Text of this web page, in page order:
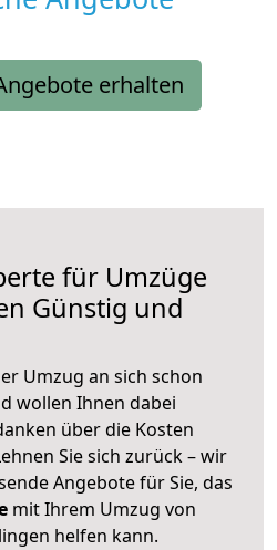
erhalten
für Umzüge
Günstig und
Umzug an sich schon
wollen Ihnen dabei
über die Kosten
Sie sich zurück – wir
Angebote für Sie, das
mit Ihrem Umzug von
helfen kann.